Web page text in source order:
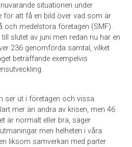
situationen under
för att få en bild över vad som är
och medelstora företagen (SMF).
slutet av juni men redan nu har en
236 genomförda samtal, vilket
beträffande exempelvis
ser ut i företagen och vissa
mer än andra av krisen, men 46
är normalt eller bra, säger
men helheten i våra
liksom samverkan med parter